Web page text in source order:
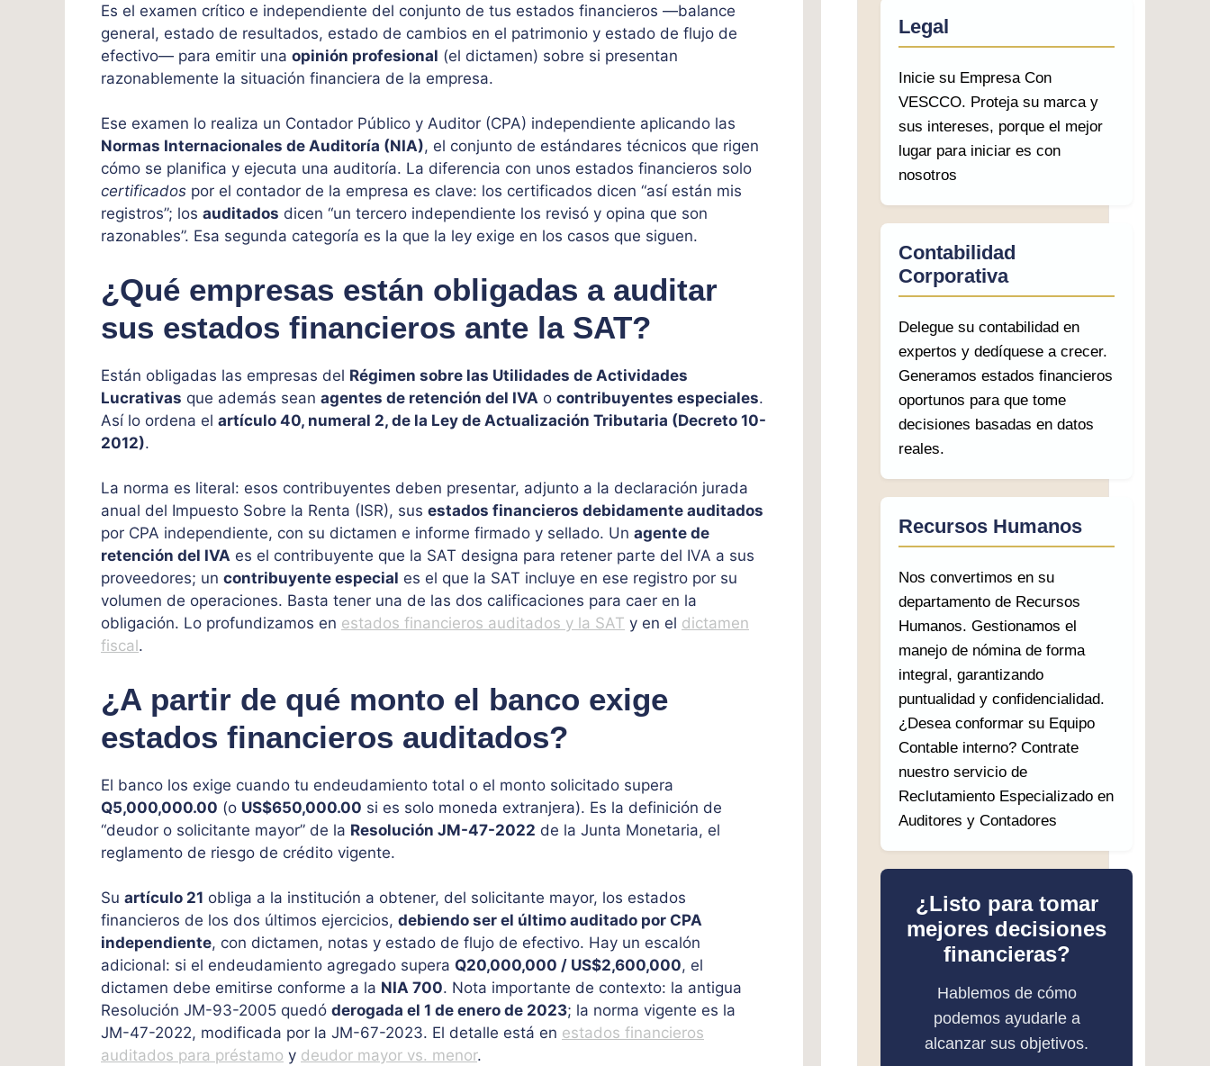
Es el examen crítico e independiente del conjunto de tus estados financieros —balance
general, estado de resultados, estado de cambios en el patrimonio y estado de flujo de
efectivo— para emitir una opinión profesional (el dictamen) sobre si presentan
razonablemente la situación financiera de la empresa.
Ese examen lo realiza un Contador Público y Auditor (CPA) independiente aplicando las
Normas Internacionales de Auditoría (NIA), el conjunto de estándares técnicos que rigen
cómo se planifica y ejecuta una auditoría. La diferencia con unos estados financieros solo
certificados por el contador de la empresa es clave: los certificados dicen “así están mis
registros”; los auditados dicen “un tercero independiente los revisó y opina que son
razonables”. Esa segunda categoría es la que la ley exige en los casos que siguen.
¿Qué empresas están obligadas a auditar
sus estados financieros ante la SAT?
Están obligadas las empresas del Régimen sobre las Utilidades de Actividades
Lucrativas que además sean agentes de retención del IVA o contribuyentes especiales.
Así lo ordena el artículo 40, numeral 2, de la Ley de Actualización Tributaria (Decreto 10-
2012).
La norma es literal: esos contribuyentes deben presentar, adjunto a la declaración jurada
anual del Impuesto Sobre la Renta (ISR), sus estados financieros debidamente auditados
por CPA independiente, con su dictamen e informe firmado y sellado. Un agente de
retención del IVA es el contribuyente que la SAT designa para retener parte del IVA a sus
proveedores; un contribuyente especial es el que la SAT incluye en ese registro por su
volumen de operaciones. Basta tener una de las dos calificaciones para caer en la
obligación. Lo profundizamos en estados financieros auditados y la SAT y en el dictamen
fiscal.
¿A partir de qué monto el banco exige
estados financieros auditados?
El banco los exige cuando tu endeudamiento total o el monto solicitado supera
Q5,000,000.00 (o US$650,000.00 si es solo moneda extranjera). Es la definición de
“deudor o solicitante mayor” de la Resolución JM-47-2022 de la Junta Monetaria, el
reglamento de riesgo de crédito vigente.
Su artículo 21 obliga a la institución a obtener, del solicitante mayor, los estados
financieros de los dos últimos ejercicios, debiendo ser el último auditado por CPA
independiente, con dictamen, notas y estado de flujo de efectivo. Hay un escalón
adicional: si el endeudamiento agregado supera Q20,000,000 / US$2,600,000, el
dictamen debe emitirse conforme a la NIA 700. Nota importante de contexto: la antigua
Resolución JM-93-2005 quedó derogada el 1 de enero de 2023; la norma vigente es la
JM-47-2022, modificada por la JM-67-2023. El detalle está en estados financieros
auditados para préstamo y deudor mayor vs. menor.
Legal
Inicie su Empresa Con
VESCCO. Proteja su marca y
sus intereses, porque el mejor
lugar para iniciar es con
nosotros
Contabilidad
Corporativa
Delegue su contabilidad en
expertos y dedíquese a crecer.
Generamos estados financieros
oportunos para que tome
decisiones basadas en datos
reales.
Recursos Humanos
Nos convertimos en su
departamento de Recursos
Humanos. Gestionamos el
manejo de nómina de forma
integral, garantizando
puntualidad y confidencialidad.
¿Desea conformar su Equipo
Contable interno? Contrate
nuestro servicio de
Reclutamiento Especializado en
Auditores y Contadores
¿Listo para tomar
mejores decisiones
financieras?
Hablemos de cómo
podemos ayudarle a
alcanzar sus objetivos.